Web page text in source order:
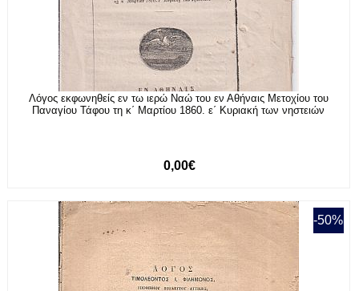
Λόγος εκφωνηθείς εν τω ιερώ Ναώ του εν Αθήναις Μετοχίου του
Παναγίου Τάφου τη κ΄ Μαρτίου 1860. ε΄ Κυριακή των νηστειών
0,00€
-50%